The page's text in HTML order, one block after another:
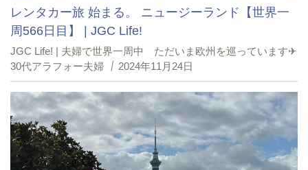
レンタカー旅 始まる。 ニュージーランド【世界一
周566日目】 | JGC Life!
JGC Life! | 夫婦で世界一周中 ただいま欧州を巡っています✈︎
30代アラフォー夫婦
2024年11月24日